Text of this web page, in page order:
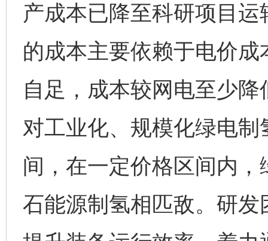
产成本已降至科研项目
的成本主要依赖于电价
自足，成本较网电至少
对工业化、规模化绿电
间，在一定价格区间内
石能源制氢相匹敌。研